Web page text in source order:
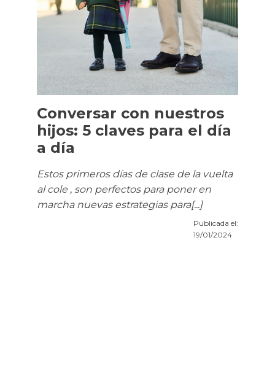
Conversar con nuestros
hijos: 5 claves para el día
a día
Estos primeros días de clase de la vuelta
al cole , son perfectos para poner en
marcha nuevas estrategias para[...]
Publicada el:
19/01/2024